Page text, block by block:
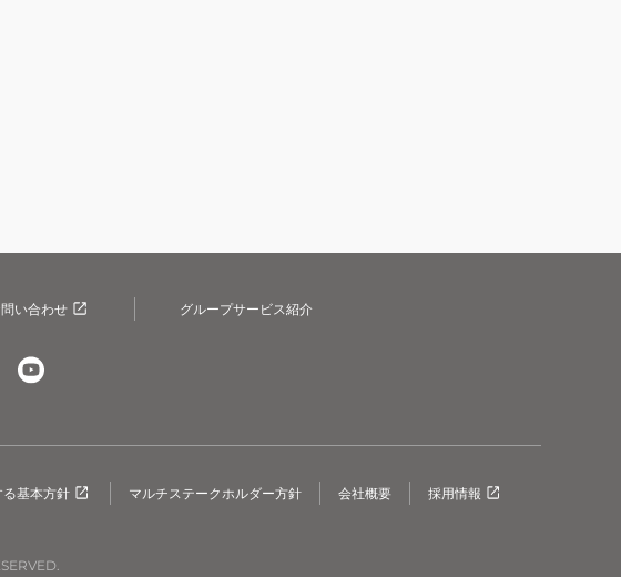
い合わせ グループサービス紹介
基本方針 マルチステークホルダー方針 会社概要 採用情報